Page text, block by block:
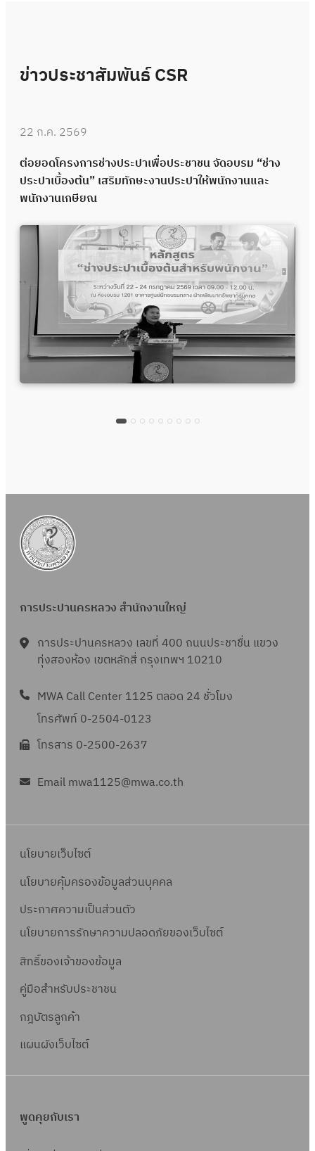
ข่าวประชาสัมพันธ์ CSR
22 ก.ค. 2569
ต่อยอดโครงการช่างประปาเพื่อประชาชน จัดอบรม “ช่าง
ประปาเบื้องต้น” เสริมทักษะงานประปาให้พนักงานและ
พนักงานเกษียณ
การประปานครหลวง สำนักงานใหญ่
การประปานครหลวง เลขที่ 400 ถนนประชาชื่น แขวง
ทุ่งสองห้อง เขตหลักสี่ กรุงเทพฯ 10210
MWA Call Center 1125 ตลอด 24 ชั่วโมง
โทรศัพท์ 0-2504-0123
โทรสาร 0-2500-2637
Email mwa1125@mwa.co.th
นโยบายเว็บไซต์
นโยบายคุ้มครองข้อมูลส่วนบุคคล
ประกาศความเป็นส่วนตัว
นโยบายการรักษาความปลอดภัยของเว็บไซต์
สิทธิ์ของเจ้าของข้อมูล
คู่มือสำหรับประชาชน
กฎบัตรลูกค้า
แผนผังเว็บไซต์
พูดคุยกับเรา